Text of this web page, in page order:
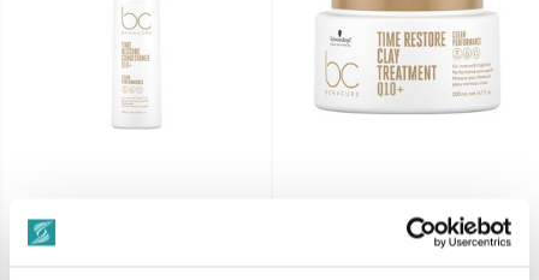
Time Restore
Conditioner 200ml
Time Restore Clay
Treatment 200ml